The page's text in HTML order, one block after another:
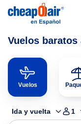
Vuelos baratos
Vuelos
Ida y vuelta 1